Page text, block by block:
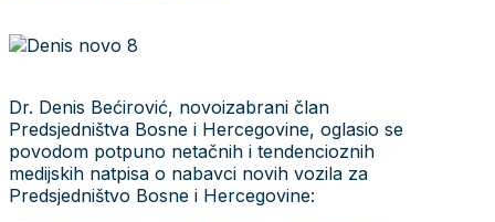
Dr. Denis Bećirović, novoizabrani član
Predsjedništva Bosne i Hercegovine, oglasio se
povodom potpuno netačnih i tendencioznih
medijskih natpisa o nabavci novih vozila za
Predsjedništvo Bosne i Hercegovine: